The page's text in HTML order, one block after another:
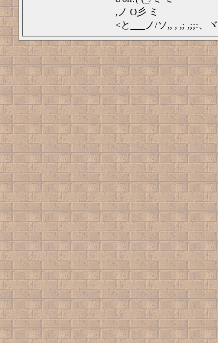
,ノ O彡 ミ
<と___ノ/ソ,, , ,; ,;;:、